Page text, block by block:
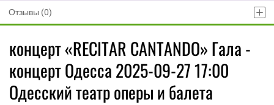
Отзывы (0)
концерт «RECITAR CANTANDO» Гала -
концерт Одесса 2025-09-27 17:00
Одесский театр оперы и балета